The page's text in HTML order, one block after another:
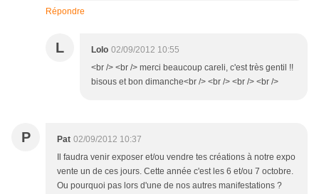
Répondre
L Lolo 02/09/2012 10:55
<br /> <br /> merci beaucoup careli, c'est très gentil !!
bisous et bon dimanche<br /> <br /> <br /> <br />
P Pat 02/09/2012 10:37
Il faudra venir exposer et/ou vendre tes créations à notre expo
vente un de ces jours. Cette année c'est les 6 et/ou 7 octobre.
Ou pourquoi pas lors d'une de nos autres manifestations ?